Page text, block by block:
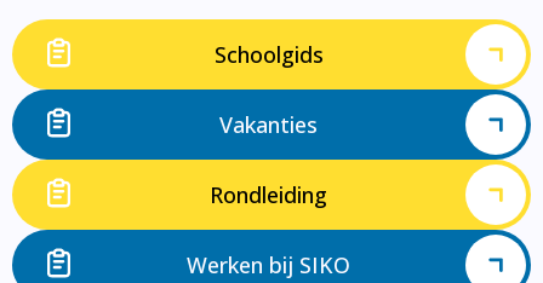
Schoolgids
Vakanties
Rondleiding
Werken bij SIKO